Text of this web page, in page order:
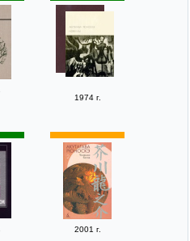
1974 г.
2001 г.